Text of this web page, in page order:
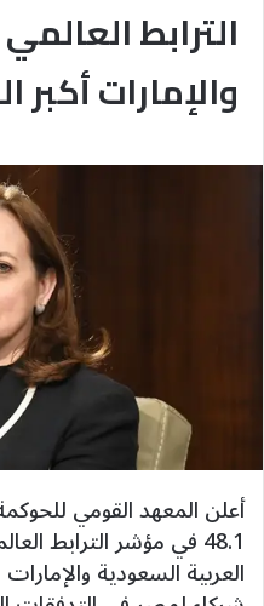
الترابط
والإمارات أكبر
أعلن المعهد القومي
48.1 في مؤشر الترابط
العربية السعودية